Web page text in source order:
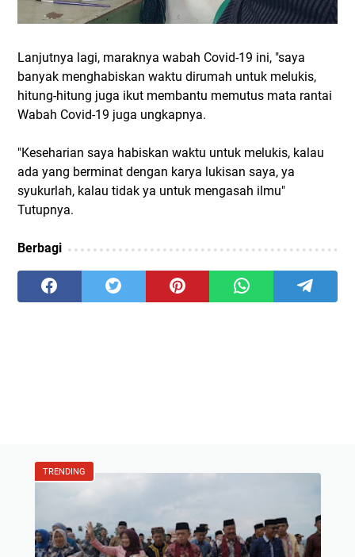
Lanjutnya lagi, maraknya wabah Covid-19 ini, "saya
banyak menghabiskan waktu dirumah untuk melukis,
hitung-hitung juga ikut membantu memutus mata rantai
Wabah Covid-19 juga ungkapnya.
"Keseharian saya habiskan waktu untuk melukis, kalau
ada yang berminat dengan karya lukisan saya, ya
syukurlah, kalau tidak ya untuk mengasah ilmu"
Tutupnya.
Berbagi
TRENDING